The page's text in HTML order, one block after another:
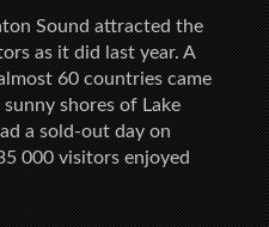
Sound attracted the
as it did last year. A
60 countries came
shores of Lake
a sold-out day on
000 visitors enjoyed